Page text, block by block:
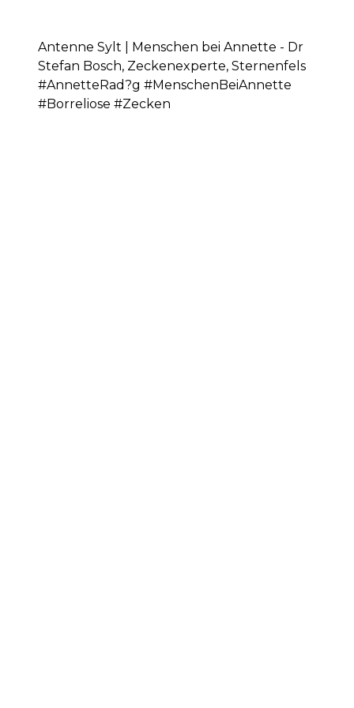
Antenne Sylt | Menschen bei Annette - Dr
Stefan Bosch, Zeckenexperte, Sternenfels
#AnnetteRad?g #MenschenBeiAnnette
#Borreliose #Zecken